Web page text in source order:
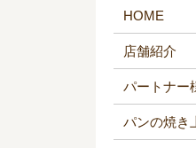
HOME
店舗紹介
パートナー
パンの焼き